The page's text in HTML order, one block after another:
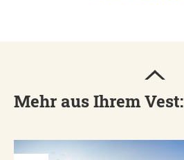
Mehr aus Ihrem Vest: